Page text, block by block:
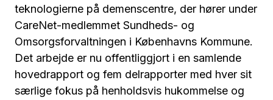
teknologierne på demenscentre, der hører under
CareNet-medlemmet Sundheds- og
Omsorgsforvaltningen i Københavns Kommune.
Det arbejde er nu offentliggjort i en samlende
hovedrapport og fem delrapporter med hver sit
særlige fokus på henholdsvis hukommelse og